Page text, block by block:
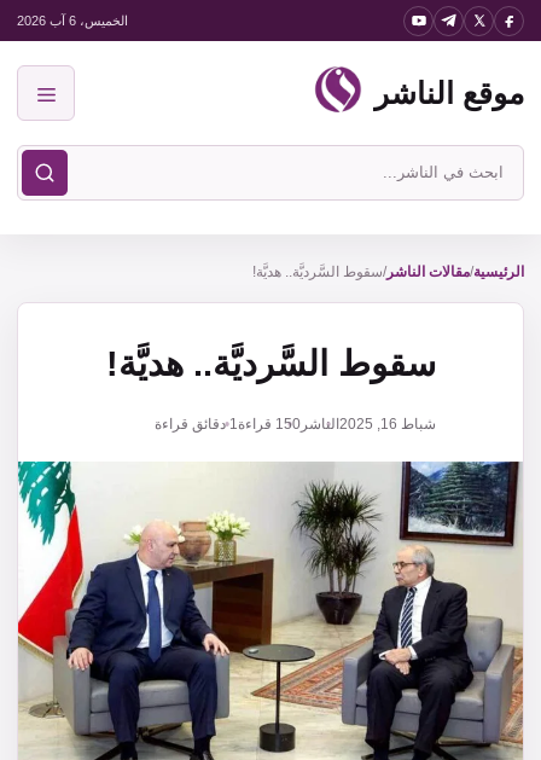
انتقل
المحتوى
الخميس، 6 آب 2026
موقع الناشر
ابحث
في
الناشر
الرئيسية/مقالات الناشر/سقوط السَّرديَّة.. هديَّة!
سقوط السَّرديَّة.. هديَّة!
شباط 16, 2025 الناشر150 قراءة1 دقائق قراءة